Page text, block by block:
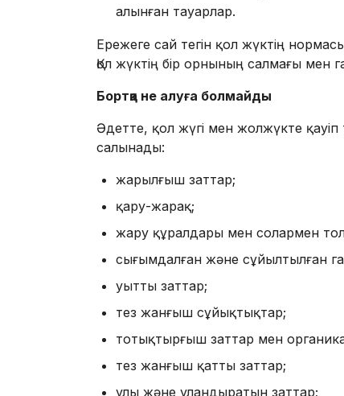
алынған тауарлар.
Ережеге сай тегін қол жүктің
Қол жүктің бір орнының салмағы мен
Бортқа не алуға болмайды
Әдетте, қол жүгі мен жолжүкте қауіп
салынады:
жарылғыш заттар;
қару-жарақ;
жару құралдары мен солармен
сығымдалған және сұйылтылған
уытты заттар;
тез жанғыш сұйықтықтар;
тотықтырғыш заттар мен
тез жанғыш қатты заттар;
улы және уландыратын заттар;